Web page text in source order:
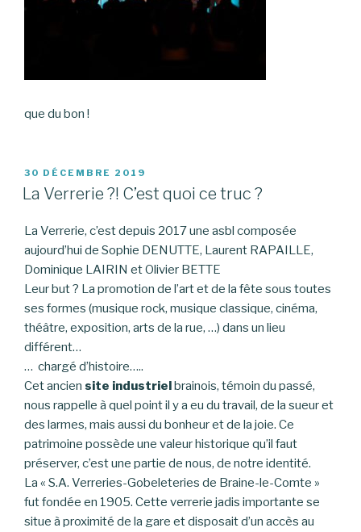
que du bon !
PUBLIÉ
LE
30 DÉCEMBRE 2019
La Verrerie ?! C’est quoi ce truc ?
La Verrerie, c’est depuis 2017 une asbl composée
aujourd’hui de Sophie DENUTTE, Laurent RAPAILLE,
Dominique LAIRIN et Olivier BETTE
Leur but ? La promotion de l’art et de la fête sous toutes
ses formes (musique rock, musique classique, cinéma,
théâtre, exposition, arts de la rue, …) dans un lieu
différent…
… chargé d’histoire…..
Cet ancien site industrielbrainois, témoin du passé,
nous rappelle à quel point il y a eu du travail, de la sueur et
des larmes, mais aussi du bonheur et de la joie. Ce
patrimoine possède une valeur historique qu’il faut
préserver, c’est une partie de nous, de notre identité.
La « S.A. Verreries-Gobeleteries de Braine-le-Comte »
fut fondée en 1905. Cette verrerie jadis importante se
situe à proximité de la gare et disposait d’un accès au